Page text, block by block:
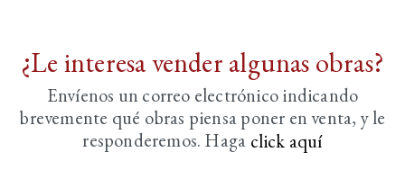
¿Le interesa vender algunas obras?
Envíenos un correo electrónico indicando
brevemente qué obras piensa poner en venta, y le
responderemos. Haga click aquí­